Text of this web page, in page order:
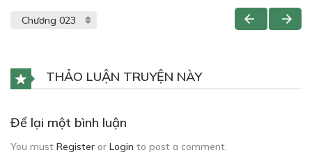
THẢO LUẬN TRUYỆN NÀY
Để lại một bình luận
You must Register or Login to post a comment.